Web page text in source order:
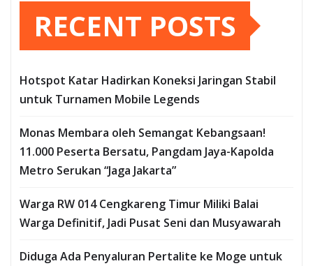
RECENT POSTS
Hotspot Katar Hadirkan Koneksi Jaringan Stabil
untuk Turnamen Mobile Legends
Monas Membara oleh Semangat Kebangsaan!
11.000 Peserta Bersatu, Pangdam Jaya-Kapolda
Metro Serukan “Jaga Jakarta”
Warga RW 014 Cengkareng Timur Miliki Balai
Warga Definitif, Jadi Pusat Seni dan Musyawarah
Diduga Ada Penyaluran Pertalite ke Moge untuk